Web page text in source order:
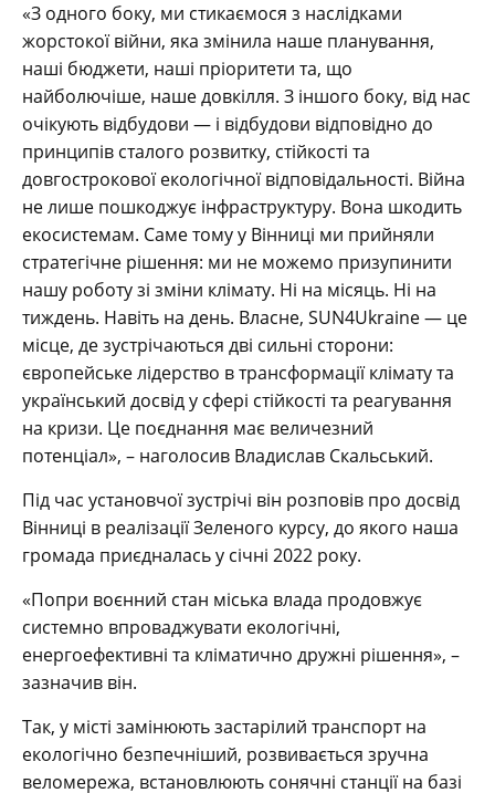
«З одного боку, ми стикаємося з наслідками
жорстокої війни, яка змінила наше планування,
наші бюджети, наші пріоритети та, що
найболючіше, наше довкілля. З іншого боку, від нас
очікують відбудови — і відбудови відповідно до
принципів сталого розвитку, стійкості та
довгострокової екологічної відповідальності. Війна
не лише пошкоджує інфраструктуру. Вона шкодить
екосистемам. Саме тому у Вінниці ми прийняли
стратегічне рішення: ми не можемо призупинити
нашу роботу зі зміни клімату. Ні на місяць. Ні на
тиждень. Навіть на день. Власне, SUN4Ukraine — це
місце, де зустрічаються дві сильні сторони:
європейське лідерство в трансформації клімату та
український досвід у сфері стійкості та реагування
на кризи. Це поєднання має величезний
потенціал», – наголосив Владислав Скальський.
Під час установчої зустрічі він розповів про досвід
Вінниці в реалізації Зеленого курсу, до якого наша
громада приєдналась у січні 2022 року.
«Попри воєнний стан міська влада продовжує
системно впроваджувати екологічні,
енергоефективні та кліматично дружні рішення», –
зазначив він.
Так, у місті замінюють застарілий транспорт на
екологічно безпечніший, розвивається зручна
веломережа, встановлюють сонячні станції на базі